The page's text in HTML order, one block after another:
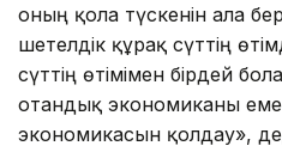
оның қолға түскенін ала
шетелдік құрғақ сүттің
сүттің өтімімен бірдей
отандық экономиканы
экономикасын қолдау»,